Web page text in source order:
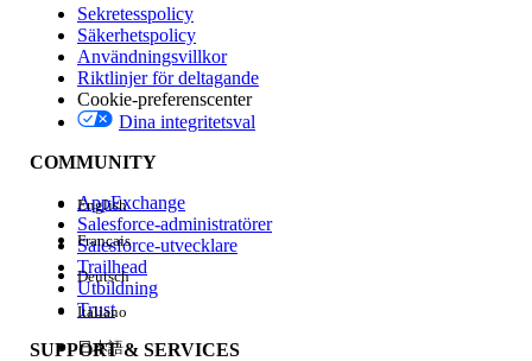
Version
Händelse
Sekretesspolicy
Säkerhetspolicy
Användningsvillkor
Riktlinjer för deltagande
Cookie-preferenscenter
Dina integritetsval
COMMUNITY
AppExchange
Salesforce-administratörer
Salesforce-utvecklare
Trailhead
Utbildning
Trust
SUPPORT & SERVICES
English
Français
Deutsch
Italiano
日本語